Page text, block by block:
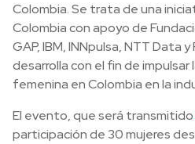
Colombia. Se trata de una
Colombia con apoyo de
GAP, IBM, INNpulsa, NTT Data
desarrolla con el fin deimpulsar
femenina en Colombia en la
El evento, que será transmitido
participación de 30 mujeres